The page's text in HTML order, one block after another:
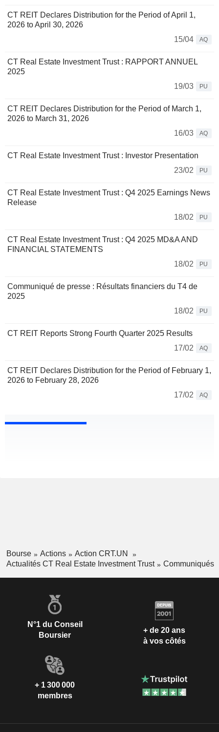
CT REIT Declares Distribution for the Period of April 1,
2026 to April 30, 2026
15/04
AQ
CT Real Estate Investment Trust : RAPPORT ANNUEL
2025
19/03
PU
CT REIT Declares Distribution for the Period of March 1,
2026 to March 31, 2026
16/03
AQ
CT Real Estate Investment Trust : Investor Presentation
23/02
PU
CT Real Estate Investment Trust : Q4 2025 Earnings News
Release
18/02
PU
CT Real Estate Investment Trust : Q4 2025 MD&A AND
FINANCIAL STATEMENTS
18/02
PU
Communiqué de presse : Résultats financiers du T4 de
2025
18/02
PU
CT REIT Reports Strong Fourth Quarter 2025 Results
17/02
AQ
CT REIT Declares Distribution for the Period of February 1,
2026 to February 28, 2026
17/02
AQ
Bourse Actions
Action CRT.UN
Actualités CT Real Estate Investment Trust
Communiqués
N°1 du Conseil
Boursier
+ de 20 ans
à vos côtés
+ 1 300 000
membres